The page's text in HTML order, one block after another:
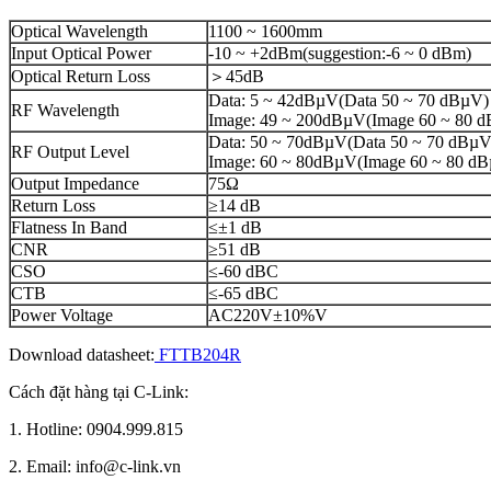
Optical Wavelength
1100 ~ 1600mm
Input Optical Power
-10 ~ +2dBm(suggestion:-6 ~ 0 dBm)
Optical Return Loss
＞45dB
RF Wavelength
Data: 5 ~ 42dBµV(Data 50 ~ 70 dBµV)
Image: 49 ~ 200dBµV(Image 60 ~ 80
RF Output Level
Data: 50 ~ 70dBµV(Data 50 ~ 70
Image: 60 ~ 80dBµV(Image 60 ~ 80
Output Impedance
75Ω
Return Loss
≥14 dB
Flatness In Band
≤±1 dB
CNR
≥51 dB
CSO
≤-60 dBC
CTB
≤-65 dBC
Power Voltage
AC220V±10%V
Download datasheet: FTTB204R
Cách đặt hàng tại C-Link:
1. Hotline: 0904.999.815
2. Email: info@c-link.vn